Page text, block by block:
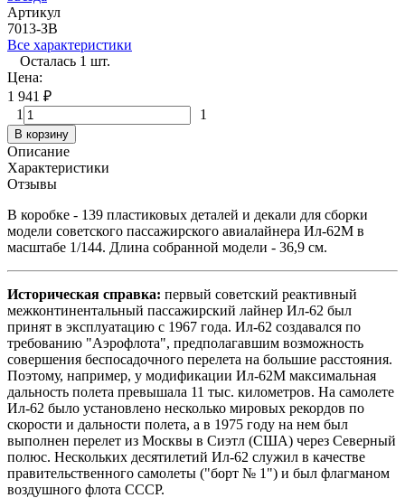
Артикул
7013-ЗВ
Все характеристики
Осталась 1 шт.
Цена:
1 941 ₽
1
1
В корзину
Описание
Характеристики
Отзывы
В коробке - 139 пластиковых деталей и декали для сборки
модели советского пассажирского авиалайнера Ил-62М в
масштабе 1/144. Длина собранной модели - 36,9 см.
Историческая справка: первый советский реактивный
межконтинентальный пассажирский лайнер Ил-62 был
принят в эксплуатацию с 1967 года. Ил-62 создавался по
требованию "Аэрофлота", предполагавшим возможность
совершения беспосадочного перелета на большие расстояния.
Поэтому, например, у модификации Ил-62М максимальная
дальность полета превышала 11 тыс. километров. На самолете
Ил-62 было установлено несколько мировых рекордов по
скорости и дальности полета, а в 1975 году на нем был
выполнен перелет из Москвы в Сиэтл (США) через Северный
полюс. Нескольких десятилетий Ил-62 служил в качестве
правительственного самолеты ("борт № 1") и был флагманом
воздушного флота СССР.